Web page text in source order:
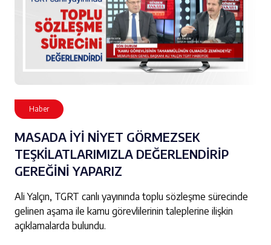
Haber
MASADA İYİ NİYET GÖRMEZSEK
TEŞKİLATLARIMIZLA DEĞERLENDİRİP
GEREĞİNİ YAPARIZ
Ali Yalçın, TGRT canlı yayınında toplu sözleşme sürecinde
gelinen aşama ile kamu görevlilerinin taleplerine ilişkin
açıklamalarda bulundu.